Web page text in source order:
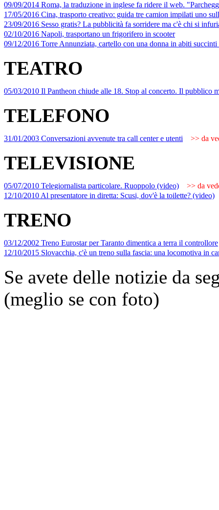
09/09/2014 Roma, la traduzione in inglese fa ridere il web.
17/05/2016 Cina, trasporto creativo: guida tre camion impilati uno
23/09/2016 Sesso gratis? La pubblicità fa sorridere ma c'è chi si
02/10/2016 Napoli, trasportano un frigorifero in scooter
09/12/2016 Torre Annunziata, cartello con una donna in abiti
TEATRO
05/03/2010 Il Pantheon chiude alle 18. Stop al concerto. Il pubblico
TELEFONO
31/01/2003 Conversazioni avvenute tra call center e utenti >> da
TELEVISIONE
05/07/2010 Telegiornalista particolare. Ruoppolo (video)
>> da
12/10/2010 Al presentatore in diretta: Scusi, dov'è la toilette? (video)
TRENO
03/12/2002 Treno Eurostar per Taranto dimentica a terra il controllore
12/10/2015 Slovacchia, c'è un treno sulla fascia: una locomotiva in
Se avete delle notizie da
(meglio se con foto)